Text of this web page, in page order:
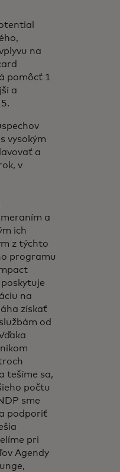
na
pomôcť 1
a
vysokým
a
v
a
ich
z týchto
programu
na
získať
od
tešíme sa,
počtu
sme
podporiť
pri
Agendy